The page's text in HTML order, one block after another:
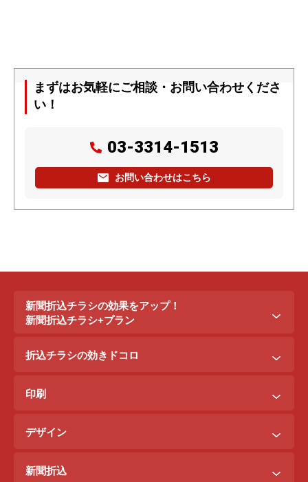
まずはお気軽にご相談・お問い合わせくださ
い！
03-3314-1513
お問い合わせはこちら
新聞折込チラシの効果をアップ！
新聞折込チラシ+プラン
新聞折込チラシ＋ポステイング
折込チラシ＋駅看板
折込チラシの効きドコロ
折込配布効きドコロ
印刷効きドコロ
印刷
B3料金
B4料金
デザイン
原稿を作るには？
新聞折込